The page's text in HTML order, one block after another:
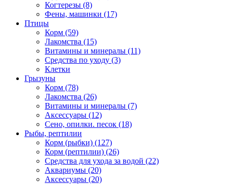
Когтерезы (8)
Фены, машинки (17)
Птицы
Корм (59)
Лакомства (15)
Витамины и минералы (11)
Средства по уходу (3)
Клетки
Грызуны
Корм (78)
Лакомства (26)
Витамины и минералы (7)
Аксессуары (12)
Сено, опилки. песок (18)
Рыбы, рептилии
Корм (рыбки) (127)
Корм (рептилии) (26)
Средства для ухода за водой (22)
Аквариумы (20)
Аксессуары (20)